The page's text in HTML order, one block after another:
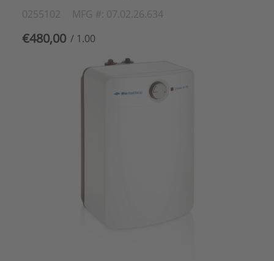
0255102 MFG #: 07.02.26.634
€480,00 / 1.00